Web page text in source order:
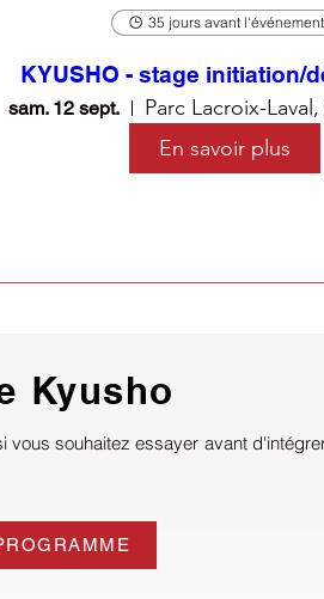
35 jours avant l'événement
KYUSHO - stage initiation/
sam. 12 sept.
En savoir plus
Kyusho
souhaitez essayer avant